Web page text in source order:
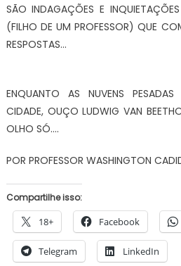
SÃO INDAGAÇÕES E INQUIETAÇÕES
(FILHO DE UM PROFESSOR) QUE
RESPOSTAS…
ENQUANTO AS NUVENS PESADAS
CIDADE, OUÇO LUDWIG VAN
OLHO SÓ….
POR PROFESSOR WASHINGTON
Compartilhe isso:
18+ Facebook
Telegram LinkedIn